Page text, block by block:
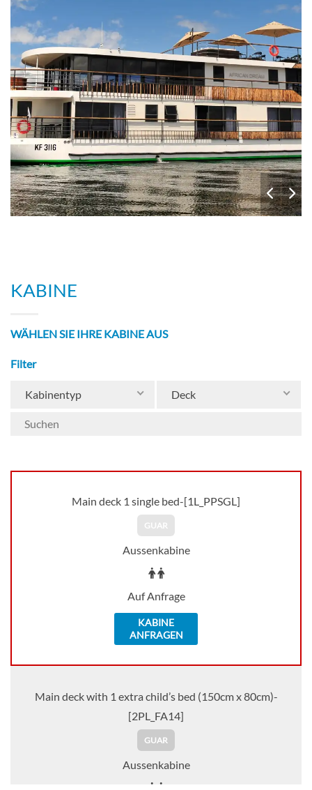
KABINE
WÄHLEN SIE IHRE KABINE AUS
Filter
Kabinentyp Deck
Main deck 1 single bed-[1L_PPSGL]
GUAR
Aussenkabine
Auf Anfrage
KABINE
ANFRAGEN
Main deck with 1 extra child’s bed (150cm x 80cm)-
[2PL_FA14]
GUAR
Aussenkabine